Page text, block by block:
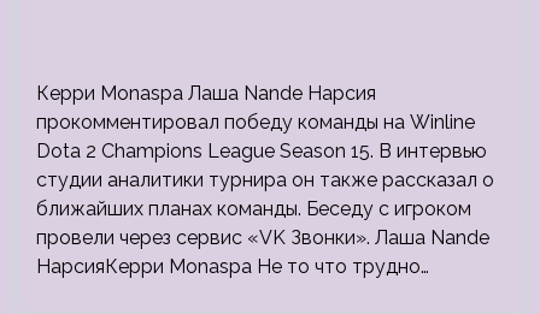
Керри Monaspa Лаша Nande Нарсия
прокомментировал победу команды на Winline
Dota 2 Champions League Season 15. В интервью
студии аналитики турнира он также рассказал о
ближайших планах команды. Беседу с игроком
провели через сервис «VK Звонки». Лаша Nande
НарсияКерри Monaspa Не то что трудно…